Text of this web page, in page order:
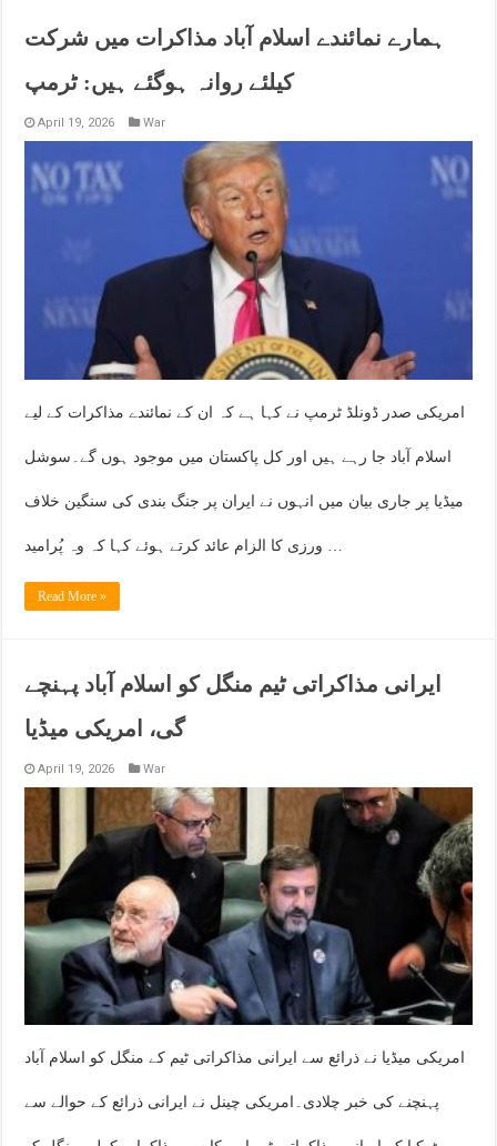
ہمارے نمائندے اسلام آباد مذاکرات میں شرکت
کیلئے روانہ ہوگئے ہیں: ٹرمپ
April 19, 2026 War
امریکی صدر ڈونلڈ ٹرمپ نے کہا ہے کہ ان کے نمائندے مذاکرات کے لیے
اسلام آباد جا رہے ہیں اور کل پاکستان میں موجود ہوں گے۔سوشل
میڈیا پر جاری بیان میں انہوں نے ایران پر جنگ بندی کی سنگین خلاف
Read More »
ایرانی مذاکراتی ٹیم منگل کو اسلام آباد پہنچے
گی، امریکی میڈیا
April 19, 2026 War
امریکی میڈیا نے ذرائع سے ایرانی مذاکراتی ٹیم کے منگل کو اسلام آباد
پہنچنے کی خبر چلادی۔امریکی چینل نے ایرانی ذرائع کے حوالے سے